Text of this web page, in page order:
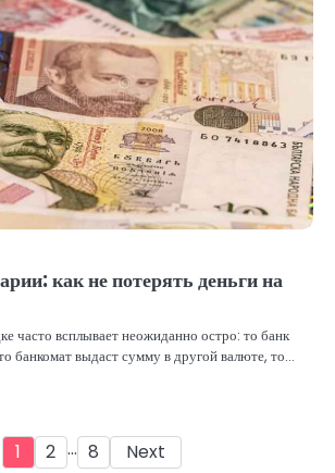
как не потерять деньги на
часто всплывает неожиданно остро: то банк
банкомат выдаст сумму в другой валюте, то…
Posts
1 2 … 8 Next